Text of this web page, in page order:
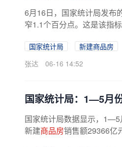
6月16日，国家统计局发
窄1.1个百分点。这是该指
国家统计局 新建商品房
张达
06-16 14:52
国家统计局：1—5月
国家统计局数据显示，1—5
新建商品房销售额29366亿